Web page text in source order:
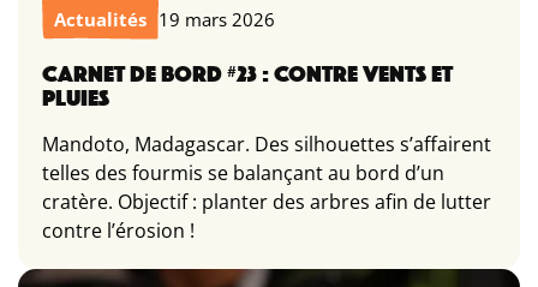
Actualités 19 mars 2026
CARNET DE BORD #23 : CONTRE VENTS ET
PLUIES
Mandoto, Madagascar. Des silhouettes s’affairent
telles des fourmis se balançant au bord d’un
cratère. Objectif : planter des arbres afin de lutter
contre l’érosion !